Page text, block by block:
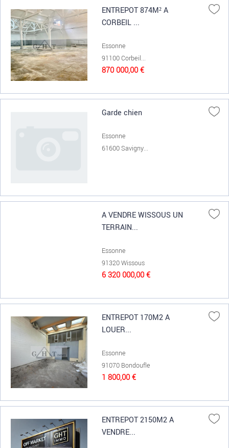
ENTREPOT 874M² A
CORBEIL ...
Essonne
91100 Corbeil...
870 000,00 €
Garde chien
Essonne
61600 Savigny...
A VENDRE WISSOUS UN
TERRAIN...
Essonne
91320 Wissous
6 320 000,00 €
ENTREPOT 170M2 A
LOUER...
Essonne
91070 Bondoufle
1 800,00 €
ENTREPOT 2150M2 A
VENDRE...